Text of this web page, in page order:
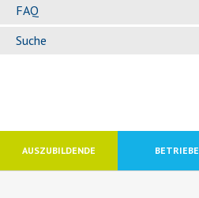
FAQ
Suche
AUSZUBILDENDE BETRIEBE